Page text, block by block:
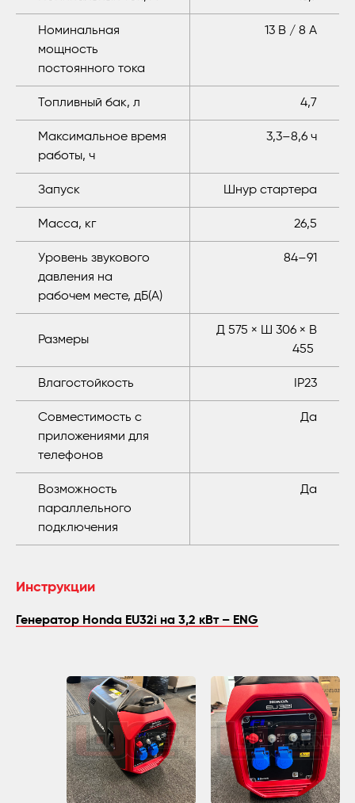
Номинальная
мощность
постоянного тока
13 В / 8 А
Топливный бак, л 4,7
Максимальное время
работы, ч
3,3–8,6 ч
Запуск Шнур стартера
Масса, кг 26,5
Уровень звукового
давления на
рабочем месте, дБ(A)
84–91
Размеры
Д 575 × Ш 306 × В
455
Влагостойкость IP23
Совместимость с
приложениями для
телефонов
Да
Возможность
параллельного
подключения
Да
Инструкции
Генератор Honda EU32i на 3,2 кВт – ENG